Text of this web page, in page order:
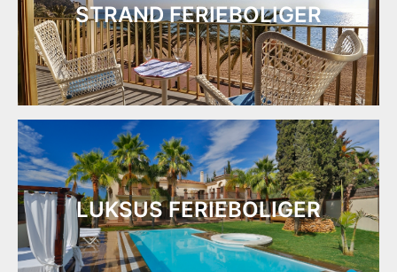
STRAND FERIEBOLIGER
LUKSUS FERIEBOLIGER